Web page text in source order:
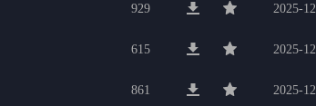
929 2025-
615 2025-
861 2025-